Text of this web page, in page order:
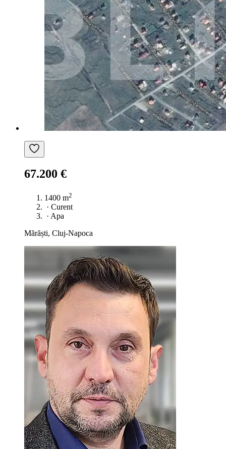
67.200 €
1400 m2
· Curent
· Apa
Mărăști, Cluj-Napoca